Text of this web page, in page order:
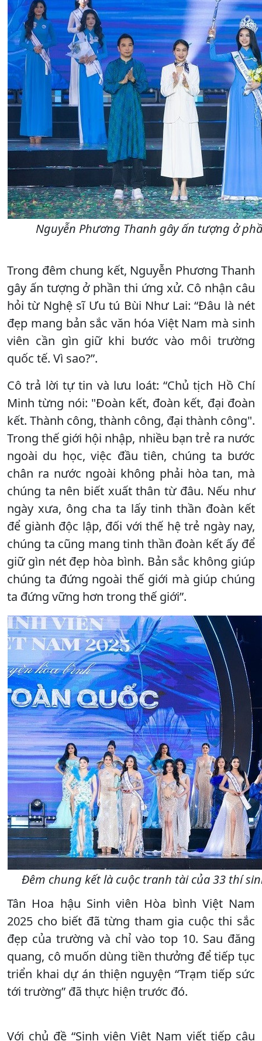
Nguyễn Phương Thanh gây ấn tượng ở
Trong đêm chung kết, Nguyễn Phương Thanh
gây ấn tượng ở phần thi ứng xử. Cô nhận câu
hỏi từ Nghệ sĩ Ưu tú Bùi Như Lai: “Đâu là nét
đẹp mang bản sắc văn hóa Việt Nam mà sinh
viên cần gìn giữ khi bước vào môi trường
quốc tế. Vì sao?”.
Cô trả lời tự tin và lưu loát: “Chủ tịch Hồ Chí
Minh từng nói: "Đoàn kết, đoàn kết, đại đoàn
kết. Thành công, thành công, đại thành công".
Trong thế giới hội nhập, nhiều bạn trẻ ra nước
ngoài du học, việc đầu tiên, chúng ta bước
chân ra nước ngoài không phải hòa tan, mà
chúng ta nên biết xuất thân từ đâu. Nếu như
ngày xưa, ông cha ta lấy tinh thần đoàn kết
để giành độc lập, đối với thế hệ trẻ ngày nay,
chúng ta cũng mang tinh thần đoàn kết ấy để
giữ gìn nét đẹp hòa bình. Bản sắc không giúp
chúng ta đứng ngoài thế giới mà giúp chúng
ta đứng vững hơn trong thế giới”.
Đêm chung kết là cuộc tranh tài của 33 thí
Tân Hoa hậu Sinh viên Hòa bình Việt Nam
2025 cho biết đã từng tham gia cuộc thi sắc
đẹp của trường và chỉ vào top 10. Sau đăng
quang, cô muốn dùng tiền thưởng để tiếp tục
triển khai dự án thiện nguyện “Trạm tiếp sức
tới trường” đã thực hiện trước đó.
Với chủ đề “Sinh viên Việt Nam viết tiếp câu